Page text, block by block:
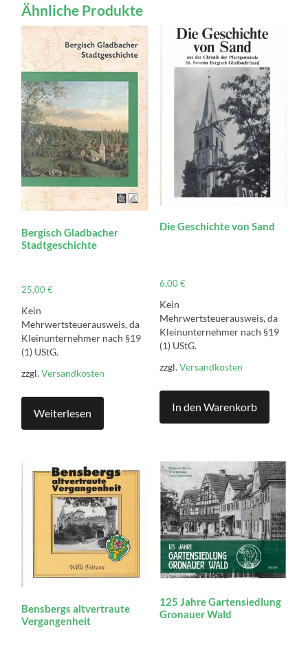
Ähnliche Produkte
Bergisch Gladbacher
Stadtgeschichte
25,00€
Kein
Mehrwertsteuerausweis, da
Kleinunternehmer nach §19
(1) UStG.
zzgl.Versandkosten
Weiterlesen
Die Geschichte von Sand
6,00€
Kein
Mehrwertsteuerausweis, da
Kleinunternehmer nach §19
(1) UStG.
zzgl.Versandkosten
In den Warenkorb
Bensbergs altvertraute
Vergangenheit
125 Jahre Gartensiedlung
Gronauer Wald